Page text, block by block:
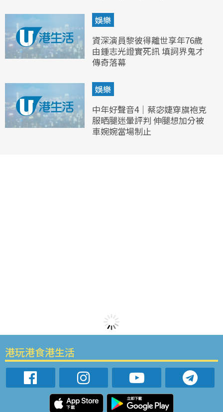
娛樂
資深演員黎彼得離世享年76歲
由鍾志光證實死訊 填詞界鬼才
傳奇落幕
娛樂
中年好聲音4｜蔡宓婕穿旗袍克
服晒腿迷暈評判 伸腿想加分被
車婉婉當場制止
港玩港食港生活